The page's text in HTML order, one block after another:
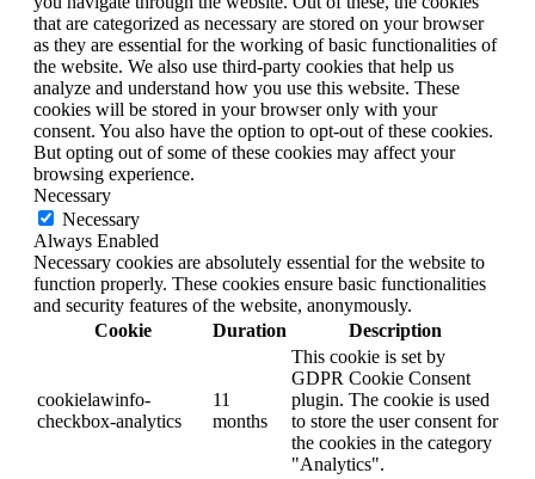
that are categorized as necessary are stored on your browser
as they are essential for the working of basic functionalities of
the website. We also use third-party cookies that help us
analyze and understand how you use this website. These
cookies will be stored in your browser only with your
consent. You also have the option to opt-out of these cookies.
But opting out of some of these cookies may affect your
browsing experience.
Necessary
Necessary
Always Enabled
Necessary cookies are absolutely essential for the website to
function properly. These cookies ensure basic functionalities
and security features of the website, anonymously.
Cookie
Duration Description
cookielawinfo-
checkbox-analytics
11
months
This cookie is set by
GDPR Cookie Consent
plugin. The cookie is used
to store the user consent for
the cookies in the category
"Analytics".